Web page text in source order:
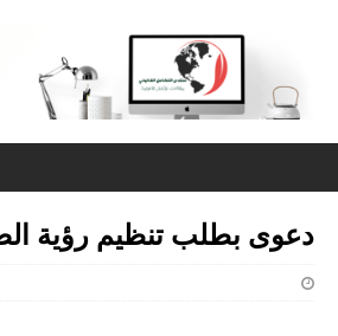
دعوى بطلب تنظيم رؤية